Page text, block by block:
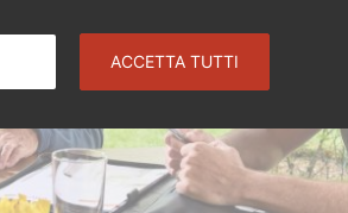
ACCETTA TUTTI